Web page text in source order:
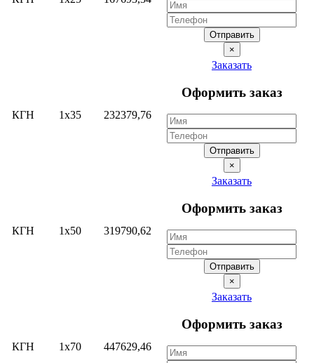
Отправить
×
КГН 1х35 232379,76
Заказать
Оформить заказ
Отправить
×
КГН 1х50 319790,62
Заказать
Оформить заказ
Отправить
×
КГН 1х70 447629,46
Заказать
Оформить заказ